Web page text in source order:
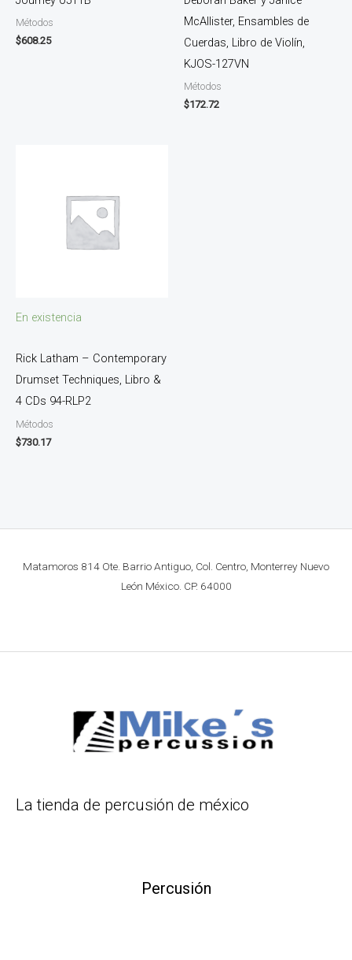
Métodos
$608.25
McAllister, Ensambles de
Cuerdas, Libro de Violín,
KJOS-127VN
Métodos
$172.72
En existencia
Rick Latham – Contemporary
Drumset Techniques, Libro &
4 CDs 94-RLP2
Métodos
$730.17
Matamoros 814 Ote. Barrio Antiguo, Col. Centro, Monterrey Nuevo
León México. CP. 64000
La tienda de percusión de méxico
Percusión